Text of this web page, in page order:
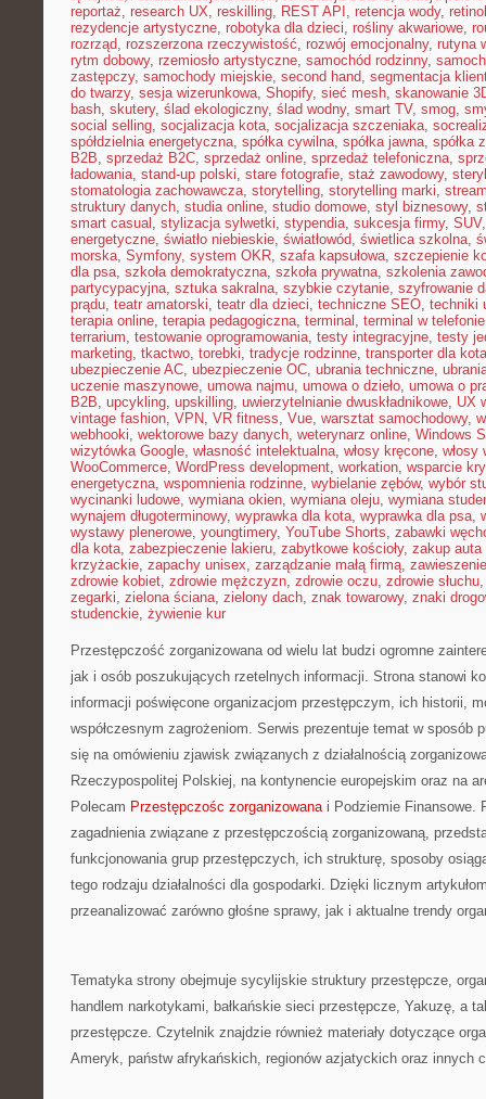
reportaż, research UX, reskilling, REST API , retencja wody, retinol
rezydencje artystyczne, robotyka dla dzieci, rośliny akwariowe,
rozrząd, rozszerzona rzeczywistość, rozwój emocjonalny, rutyna
rytm dobowy, rzemiosło artystyczne, samochód rodzinny,
zastępczy, samochody miejskie, second hand, segmentacja
do twarzy, sesja wizerunkowa, Shopify, sieć mesh, skanowanie
bash, skutery, ślad ekologiczny, ślad wodny, smart TV, smog,
social selling, socjalizacja kota, socjalizacja szczeniaka,
spółdzielnia energetyczna, spółka cywilna, spółka jawna, spółka
B2B, sprzedaż B2C, sprzedaż online, sprzedaż telefoniczna,
ładowania, stand-up polski, stare fotografie, staż zawodowy,
stomatologia zachowawcza, storytelling, storytelling marki,
struktury danych, studia online, studio domowe, styl biznesowy,
smart casual , stylizacja sylwetki, stypendia, sukcesja firmy, SUV
energetyczne, światło niebieskie, światłowód, świetlica szkolna,
morska, Symfony, system OKR, szafa kapsułowa, szczepienie
dla psa, szkoła demokratyczna, szkoła prywatna, szkolenia
partycypacyjna, sztuka sakralna, szybkie czytanie, szyfrowanie
prądu, teatr amatorski, teatr dla dzieci, techniczne SEO, techniki
terapia online, terapia pedagogiczna, terminal , terminal w telefonie
terrarium, testowanie oprogramowania, testy integracyjne, testy
marketing, tkactwo, torebki, tradycje rodzinne, transporter dla kota
ubezpieczenie AC, ubezpieczenie OC, ubrania techniczne,
uczenie maszynowe, umowa najmu, umowa o dzieło, umowa o
B2B, upcykling, upskilling, uwierzytelnianie dwuskładnikowe, UX
vintage fashion, VPN, VR fitness, Vue, warsztat samochodowy,
webhooki, wektorowe bazy danych, weterynarz online, Windows
wizytówka Google, własność intelektualna, włosy kręcone, włosy
WooCommerce, WordPress development, workation, wsparcie
energetyczna, wspomnienia rodzinne, wybielanie zębów, wybór
wycinanki ludowe, wymiana okien, wymiana oleju, wymiana
wynajem długoterminowy, wyprawka dla kota, wyprawka dla psa,
wystawy plenerowe, youngtimery, YouTube Shorts, zabawki
dla kota, zabezpieczenie lakieru, zabytkowe kościoły, zakup auta
krzyżackie, zapachy unisex, zarządzanie małą firmą, zawieszenie
zdrowie kobiet, zdrowie mężczyzn, zdrowie oczu, zdrowie słuchu
zegarki, zielona ściana, zielony dach, znak towarowy, znaki
studenckie, żywienie kur
Przestępczość zorganizowana od wielu lat budzi ogromne
jak i osób poszukujących rzetelnych informacji. Strona stanowi
informacji poświęcone organizacjom przestępczym, ich historii,
współczesnym zagrożeniom. Serwis prezentuje temat w sposób
się na omówieniu zjawisk związanych z działalnością
Rzeczypospolitej Polskiej, na kontynencie europejskim oraz na
Polecam Przestępczośc zorganizowanai Podziemie Finansowe.
zagadnienia związane z przestępczością zorganizowaną,
funkcjonowania grup przestępczych, ich strukturę, sposoby
tego rodzaju działalności dla gospodarki. Dzięki licznym
przeanalizować zarówno głośne sprawy, jak i aktualne trendy
Tematyka strony obejmuje sycylijskie struktury przestępcze,
handlem narkotykami, bałkańskie sieci przestępcze, Yakuzę, a
przestępcze. Czytelnik znajdzie również materiały dotyczące
Ameryk, państw afrykańskich, regionów azjatyckich oraz innych